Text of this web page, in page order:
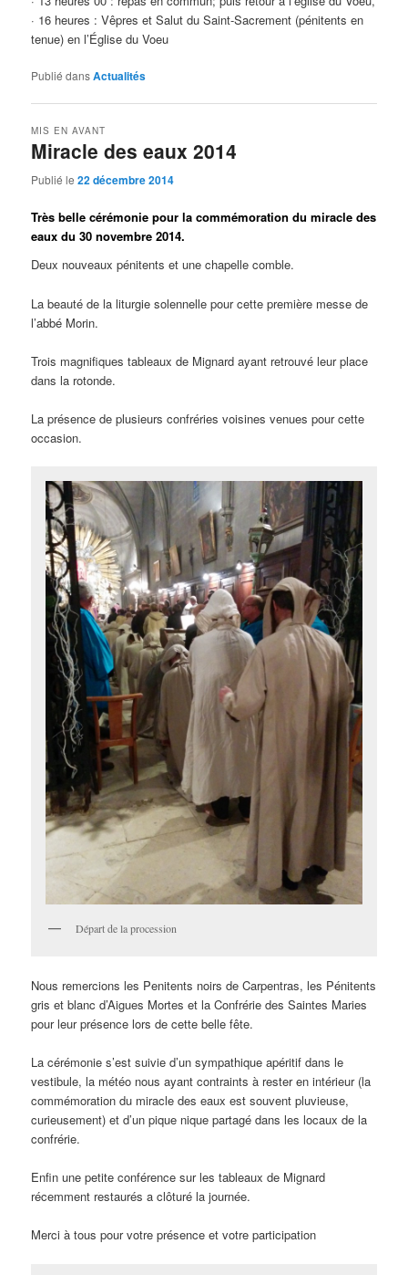
· 16 heures : Vêpres et Salut du Saint-Sacrement (pénitents en
tenue) en l’Église du Voeu
Publié dansActualités
Miracle des eaux 2014
MIS EN AVANT
Publié le22 décembre 2014
Très belle cérémonie pour la commémoration du miracle des
eaux du 30 novembre 2014.
Deux nouveaux pénitents et une chapelle comble.
La beauté de la liturgie solennelle pour cette première messe de
l’abbé Morin.
Trois magnifiques tableaux de Mignard ayant retrouvé leur place
dans la rotonde.
La présence de plusieurs confréries voisines venues pour cette
occasion.
Départ de la procession
Nous remercions les Penitents noirs de Carpentras, les Pénitents
gris et blanc d’Aigues Mortes et la Confrérie des Saintes Maries
pour leur présence lors de cette belle fête.
La cérémonie s’est suivie d’un sympathique apéritif dans le
vestibule, la météo nous ayant contraints à rester en intérieur (la
commémoration du miracle des eaux est souvent pluvieuse,
curieusement) et d’un pique nique partagé dans les locaux de la
confrérie.
Enfin une petite conférence sur les tableaux de Mignard
récemment restaurés a clôturé la journée.
Merci à tous pour votre présence et votre participation